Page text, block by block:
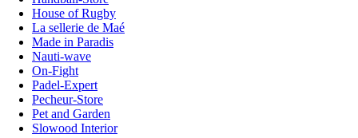
House of Rugby
La sellerie de Maé
Made in Paradis
Nauti-wave
On-Fight
Padel-Expert
Pecheur-Store
Pet and Garden
Slowood Interior